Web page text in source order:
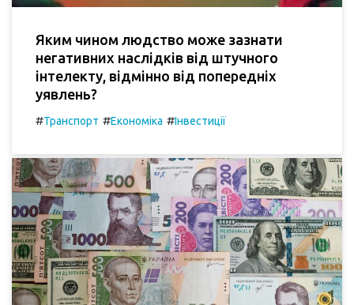
Яким чином людство може зазнати
негативних наслідків від штучного
інтелекту, відмінно від попередніх
уявлень?
#Транспорт #Економіка #Інвестиції